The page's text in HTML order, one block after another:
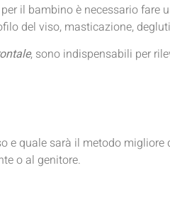
il bambino è necessario fare
del viso, masticazione,
, sono indispensabili per
quale sarà il metodo
o al genitore.